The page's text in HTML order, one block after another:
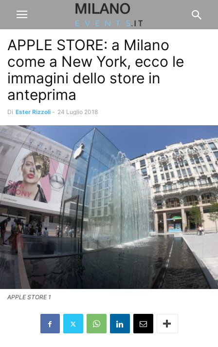
APPLE STORE: a Milano
come a New York, ecco le
immagini dello store in
anteprima
Di Ester Rizzoli - 24 Luglio 2018
APPLE STORE 1